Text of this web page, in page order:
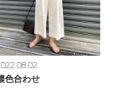
色合わせ